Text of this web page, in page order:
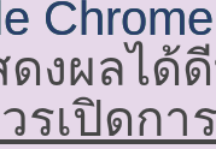
งผลได้
รเปิดกา